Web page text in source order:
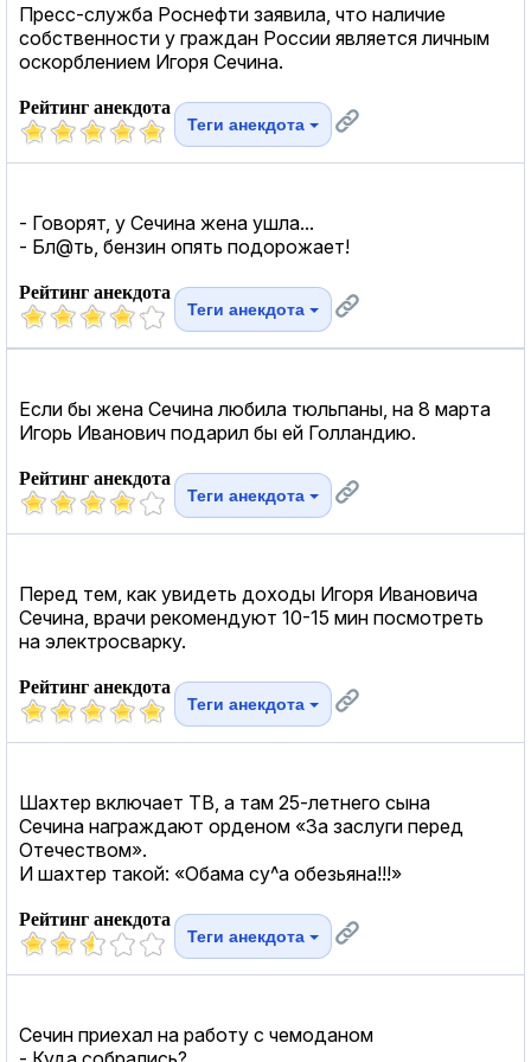
Пресс-служба Роснефти заявила, что наличие
собственности у граждан России является личным
оскорблением Игоря Сечина.
Рейтинг анекдота
Теги анекдота
- Говорят, у Сечина жена ушла...
- Бл@ть, бензин опять подорожает!
Рейтинг анекдота
Теги анекдота
Если бы жена Сечина любила тюльпаны, на 8 марта
Игорь Иванович подарил бы ей Голландию.
Рейтинг анекдота
Теги анекдота
Перед тем, как увидеть доходы Игоря Ивановича
Сечина, врачи рекомендуют 10-15 мин посмотреть
на электросварку.
Рейтинг анекдота
Теги анекдота
Шахтер включает ТВ, а там 25-летнего сына
Сечина награждают орденом «За заслуги перед
Отечеством».
И шахтер такой: «Обама сy^а обезьяна!!!»
Рейтинг анекдота
Теги анекдота
Сечин приехал на работу с чемоданом